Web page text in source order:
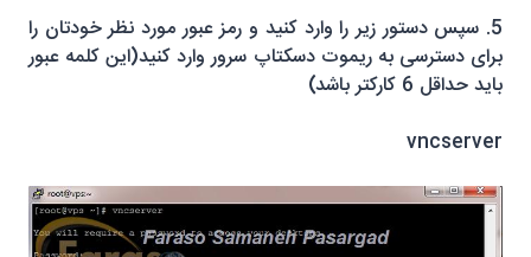
5. سپس دستور زیر را وارد کنید و رمز عبور مورد نظر خودتان را
برای دسترسی به ریموت دسکتاپ سرور وارد کنید(این کلمه عبور
باید حداقل 6 کارکتر باشد)
vncserver